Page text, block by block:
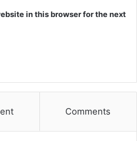
in this browser for the next
Comments